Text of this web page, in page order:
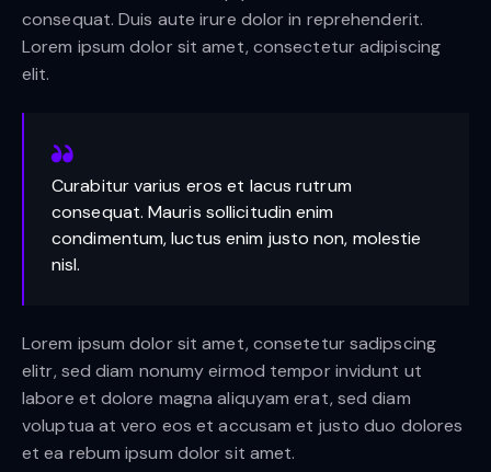
consequat. Duis aute irure dolor in reprehenderit.
Lorem ipsum dolor sit amet, consectetur adipiscing
elit.
Curabitur varius eros et lacus rutrum
consequat. Mauris sollicitudin enim
condimentum, luctus enim justo non, molestie
nisl.
Lorem ipsum dolor sit amet, consetetur sadipscing
elitr, sed diam nonumy eirmod tempor invidunt ut
labore et dolore magna aliquyam erat, sed diam
voluptua at vero eos et accusam et justo duo dolores
et ea rebum ipsum dolor sit amet.